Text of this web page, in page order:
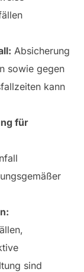
Absicherung
sowie gegen
kann
für
sind